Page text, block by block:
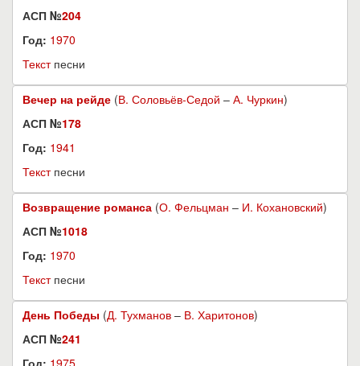
АСП №204
Год: 1970
Текстпесни
Вечер на рейде (В. Соловьёв-Седой – А. Чуркин)
АСП №178
Год: 1941
Текстпесни
Возвращение романса (О. Фельцман – И. Кохановский)
АСП №1018
Год: 1970
Текстпесни
День Победы (Д. Тухманов – В. Харитонов)
АСП №241
Год: 1975